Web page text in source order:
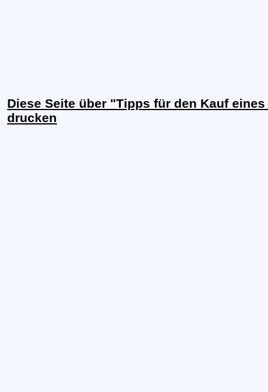
Diese Seite über "Tipps für den Kauf
drucken